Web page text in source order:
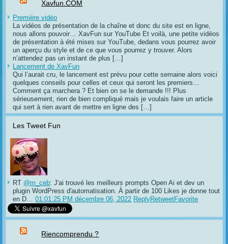
Xavfun.COM
Première vidéo
La vidéos de présentation de la chaîne et donc du site est en ligne,
nous allons pouvoir… XavFun sur YouTube Et voilà, une petite vidéos
de présentation à été mises sur YouTube, dedans vous pourrez avoir
un aperçu du style et de ce que vous pourrez y trouver. Alors
n’attendez pas un instant de plus […]
Lancement de XavFun
Qui l’aurait cru, le lancement est prévu pour cette semaine alors voici
quelques conseils pour celles et ceux qui seront les premiers…
Comment ça marchera ? Et bien on se le demande !!! Plus
sérieusement, rien de bien compliqué mais je voulais faire un article
qui sert à rien avant de mettre en ligne des […]
Les Tweet Fun
RT @m_ceb: J'ai trouvé les meilleurs prompts Open Ai et dev un
plugin WordPress d'automatisation. À partir de 100 Likes je donne tout
en D… 01:01:25 PM décembre 06, 2022 ReplyRetweetFavorite
Riencomprendu ?